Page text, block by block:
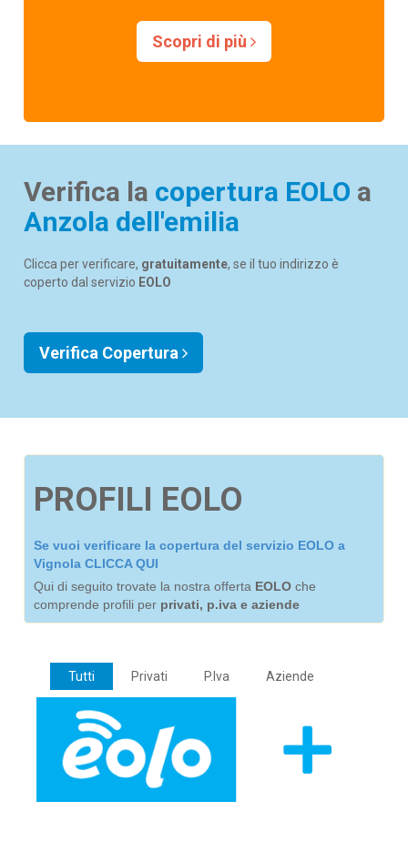
Scopri di più
Verifica la copertura EOLO a
Anzola dell'emilia
Clicca per verificare, gratuitamente, se il tuo indirizzo è
coperto dal servizio EOLO
Verifica Copertura
PROFILI EOLO
Se vuoi verificare la copertura del servizio EOLO a
Vignola CLICCA QUI
Qui di seguito trovate la nostra offerta EOLO che
comprende profili per privati, p.iva e aziende
Tutti Privati P.Iva Aziende